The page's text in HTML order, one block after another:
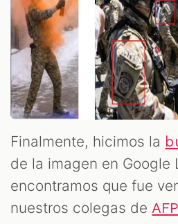
Finalmente, hicimos la
de la imagen en Google
encontramos que fue
nuestros colegas de